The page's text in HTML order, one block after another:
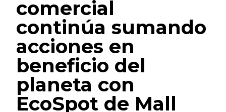
comercial
continúa sumando
acciones en
beneficio del
planeta con
EcoSpot de Mall